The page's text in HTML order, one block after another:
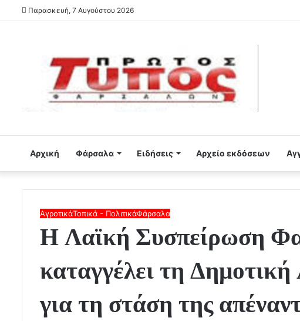
Παρασκευή, 7 Αυγούστου 2026
Αρχική Φάρσαλα Ειδήσεις Αρχείο εκδόσεων
ΑγροτικάΤοπικά - ΠολιτικάΦάρσαλα
Η Λαϊκή Συσπείρωση
καταγγέλει τη
για τη στάση της